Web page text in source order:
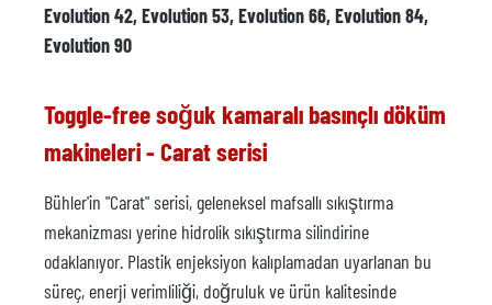
Evolution 42, Evolution 53, Evolution 66, Evolution 84,
Evolution 90
Toggle-free soğuk kamaralı basınçlı döküm
makineleri - Carat serisi
Bühler'in "Carat" serisi, geleneksel mafsallı sıkıştırma
mekanizması yerine hidrolik sıkıştırma silindirine
odaklanıyor. Plastik enjeksiyon kalıplamadan uyarlanan bu
süreç, enerji verimliliği, doğruluk ve ürün kalitesinde